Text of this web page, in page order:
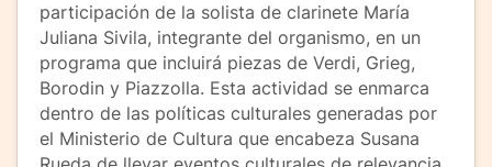
participación de la solista de clarinete María
Juliana Sivila, integrante del organismo, en un
programa que incluirá piezas de Verdi, Grieg,
Borodin y Piazzolla. Esta actividad se enmarca
dentro de las políticas culturales generadas por
el Ministerio de Cultura que encabeza Susana